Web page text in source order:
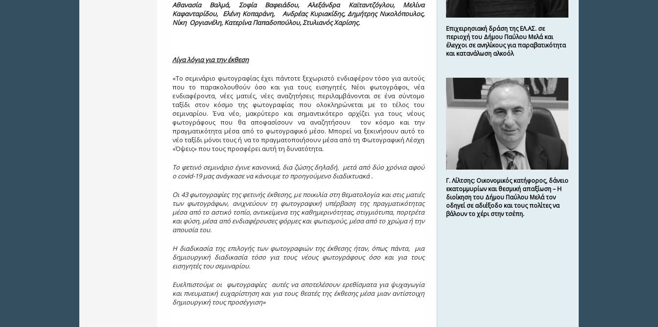
Αθανασία Βαλμά, Σοφία Βαφειάδου, Αλεξάνδρα Καϊταντζόγλου, Μελίνα
Καφανταρίδου, Ελένη Κοπαράνη, Ανδρέας Κυριακίδης, Δημήτρης Νικολόπουλος,
Νίκη Οργιανέλη, Κατερίνα Παπαδοπούλου, Στυλιανός Χαρίσης.
Λίγα λόγια για την έκθεση
«Το σεμινάριο φωτογραφίας έχει πάντοτε ξεχωριστό ενδιαφέρον τόσο για αυτούς
που το παρακολουθούν όσο και για τους εισηγητές. Νέοι φωτογράφοι, νέα
ενδιαφέροντα, νέες ματιές, νέες αναζητήσεις περιλαμβάνονται σε ένα σύντομο
ταξίδι στον κόσμο της φωτογραφίας που ολοκληρώνεται με το τέλος του
σεμιναρίου. Ένα νέο, μακρύτερο και σημαντικότερο αρχίζει για τους νέους
φωτογράφους που θα αποφασίσουν να αναζητήσουν τον κόσμο και την
πραγματικότητα μέσα από το φωτογραφικό μέσο. Μπορεί να ξεκινήσουν αυτό το
νέο ταξίδι μόνοι τους ή να το πραγματοποιήσουν μέσα από τη Φωτογραφική Λέσχη
«Όψεις» που τους προσφέρει αυτή τη δυνατότητα.
Το φετινό σεμινάριο έγινε κανονικά, δια ζώσης δηλαδή, μετά από δύο χρόνια αφού
οcovid-19μας ανάγκασε να κάνουμε το προηγούμενο διαδικτυακά .
Οι 43 φωτογραφίες της φετινής έκθεσης, με ποικιλία στη θεματολογία και στις ματιές
των φωτογράφων, ανιχνεύουν τη φωτογραφική υπέρβαση της πραγματικότητας
μέσα από το αστικό τοπίο, αντικείμενα της καθημερινότητας, στιγμιότυπα, πορτρέτα
και φύση, μέσα από ενδιαφέρουσες φόρμες και φωτισμούς, μέσα από το χρώμα ή την
απουσία του.
Η διαδικασία της επιλογής των φωτογραφιών της έκθεσης ήταν, όπως πάντα, μια
δημιουργική διαδικασία τόσο για τους νέους φωτογράφους όσο και για τους
εισηγητές του σεμιναρίου.
Ευελπιστούμε οι φωτογραφίες αυτές να αποτελέσουν ερεθίσματα για ψυχαγωγία
και πνευματική ευχαρίστηση και για τους θεατές της έκθεσης μέσα μιαν αντίστοιχη
δημιουργική τους προσέγγιση»
Επιχειρησιακή δράση της ΕΛ.ΑΣ. σε
περιοχή του Δήμου Παύλου Μελά και
έλεγχοι σε ανηλίκους για παραβατικότητα
και κατανάλωση αλκοόλ
Γ. Λίλτσης: Οικονομικός κατήφορος, δάνειο
εκατομμυρίων και θεσμική απαξίωση – Η
διοίκηση του Δήμου Παύλου Μελά τον
οδηγεί σε αδιέξοδο και τους πολίτες να
βάλουν το χέρι στην τσέπη.